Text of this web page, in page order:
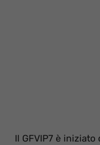
Il GFVIP7 è iniziato